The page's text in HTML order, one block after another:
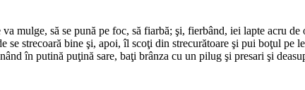
va mulge, să se pună pe foc, să fiarbă; şi, fierbând, iei lapte acru
se strecoară bine şi, apoi, îl scoţi din strecurătoare şi pui boţul pe
în putină puţină sare, baţi brânza cu un pilug şi presari şi